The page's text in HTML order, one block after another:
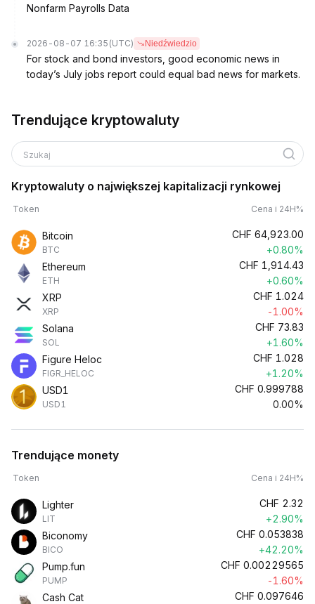
Nonfarm Payrolls Data
2026-08-07 16:35 (UTC) Niedźwiedzio
For stock and bond investors, good economic news in
today’s July jobs report could equal bad news for markets.
Trendujące kryptowaluty
Szukaj
Kryptowaluty o największej kapitalizacji rynkowej
Token Cena i 24H%
Bitcoin
BTC
CHF 64,923.00
+0.80%
Ethereum
ETH
CHF 1,914.43
+0.60%
XRP
XRP
CHF 1.024
-1.00%
Solana
SOL
CHF 73.83
+1.60%
Figure Heloc
FIGR_HELOC
CHF 1.028
+1.20%
USD1
USD1
CHF 0.999788
0.00%
Trendujące monety
Token Cena i 24H%
Lighter
LIT
CHF 2.32
+2.90%
Biconomy
BICO
CHF 0.053838
+42.20%
Pump.fun
PUMP
CHF 0.00229565
-1.60%
Cash Cat
CHF 0.097646